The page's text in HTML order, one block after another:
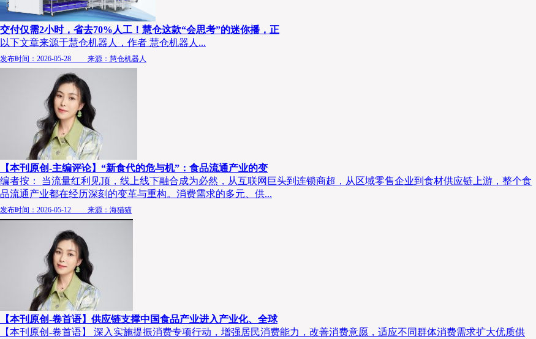
交付仅需2小时，省去70%人工！慧仓这款“会思考”的迷你播，正
以下文章来源于慧仓机器人，作者 慧仓机器人...
发布时间：2026-05-28 来源：慧仓机器人
【本刊原创-主编评论】“新食代的危与机”：食品流通产业的变
编者按： 当流量红利见顶，线上线下融合成为必然，从互联网巨头到连锁商超，从区域零售企业到食材供应链上游，整个食
品流通产业都在经历深刻的变革与重构。消费需求的多元、供...
发布时间：2026-05-12 来源：海猫猫
【本刊原创-卷首语】供应链支撑中国食品产业进入产业化、全球
【本刊原创-卷首语】 深入实施提振消费专项行动，增强居民消费能力，改善消费意愿，适应不同群体消费需求扩大优质供